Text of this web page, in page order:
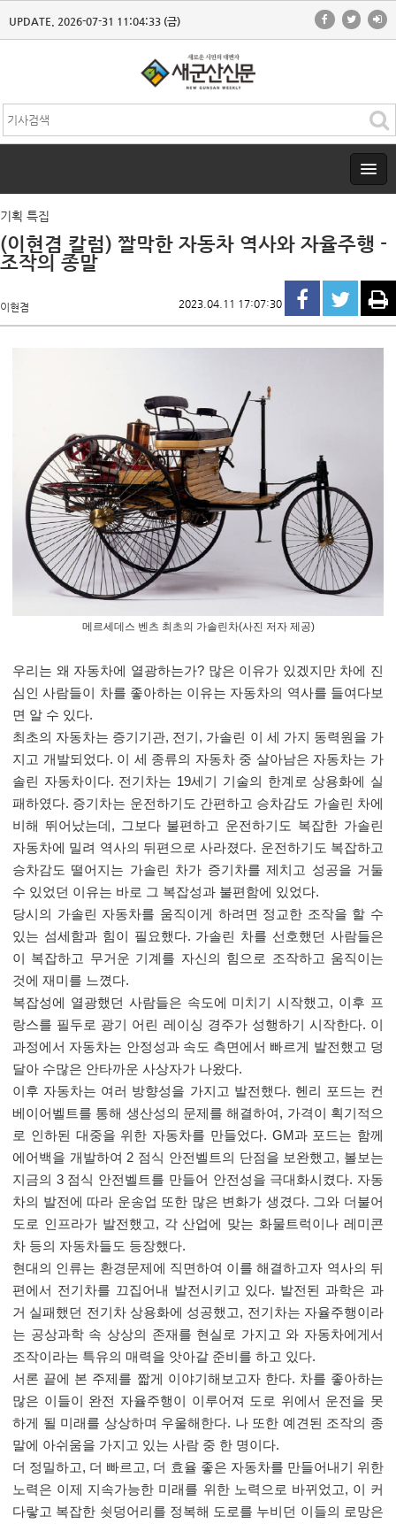
UPDATE. 2026-07-31 11:04:33 (금)
기획 특집
(이현겸 칼럼) 짤막한 자동차 역사와 자율주행 -
조작의 종말
이현겸 2023.04.11 17:07:30
메르세데스 벤츠 최초의 가솔린차(사진 저자 제공)
우리는 왜 자동차에 열광하는가? 많은 이유가 있겠지만 차에 진
심인 사람들이 차를 좋아하는 이유는 자동차의 역사를 들여다보
면 알 수 있다.
최초의 자동차는 증기기관, 전기, 가솔린 이 세 가지 동력원을 가
지고 개발되었다. 이 세 종류의 자동차 중 살아남은 자동차는 가
솔린 자동차이다. 전기차는 19세기 기술의 한계로 상용화에 실
패하였다. 증기차는 운전하기도 간편하고 승차감도 가솔린 차에
비해 뛰어났는데, 그보다 불편하고 운전하기도 복잡한 가솔린
자동차에 밀려 역사의 뒤편으로 사라졌다. 운전하기도 복잡하고
승차감도 떨어지는 가솔린 차가 증기차를 제치고 성공을 거둘
수 있었던 이유는 바로 그 복잡성과 불편함에 있었다.
당시의 가솔린 자동차를 움직이게 하려면 정교한 조작을 할 수
있는 섬세함과 힘이 필요했다. 가솔린 차를 선호했던 사람들은
이 복잡하고 무거운 기계를 자신의 힘으로 조작하고 움직이는
것에 재미를 느꼈다.
복잡성에 열광했던 사람들은 속도에 미치기 시작했고, 이후 프
랑스를 필두로 광기 어린 레이싱 경주가 성행하기 시작한다. 이
과정에서 자동차는 안정성과 속도 측면에서 빠르게 발전했고 덩
달아 수많은 안타까운 사상자가 나왔다.
이후 자동차는 여러 방향성을 가지고 발전했다. 헨리 포드는 컨
베이어벨트를 통해 생산성의 문제를 해결하여, 가격이 획기적으
로 인하된 대중을 위한 자동차를 만들었다. GM과 포드는 함께
에어백을 개발하여 2 점식 안전벨트의 단점을 보완했고, 볼보는
지금의 3 점식 안전벨트를 만들어 안전성을 극대화시켰다. 자동
차의 발전에 따라 운송업 또한 많은 변화가 생겼다. 그와 더불어
도로 인프라가 발전했고, 각 산업에 맞는 화물트럭이나 레미콘
차 등의 자동차들도 등장했다.
현대의 인류는 환경문제에 직면하여 이를 해결하고자 역사의 뒤
편에서 전기차를 끄집어내 발전시키고 있다. 발전된 과학은 과
거 실패했던 전기차 상용화에 성공했고, 전기차는 자율주행이라
는 공상과학 속 상상의 존재를 현실로 가지고 와 자동차에게서
조작이라는 특유의 매력을 앗아갈 준비를 하고 있다.
서론 끝에 본 주제를 짧게 이야기해보고자 한다. 차를 좋아하는
많은 이들이 완전 자율주행이 이루어져 도로 위에서 운전을 못
하게 될 미래를 상상하며 우울해한다. 나 또한 예견된 조작의 종
말에 아쉬움을 가지고 있는 사람 중 한 명이다.
더 정밀하고, 더 빠르고, 더 효율 좋은 자동차를 만들어내기 위한
노력은 이제 지속가능한 미래를 위한 노력으로 바뀌었고, 이 커
다랗고 복잡한 쇳덩어리를 정복해 도로를 누비던 이들의 로망은